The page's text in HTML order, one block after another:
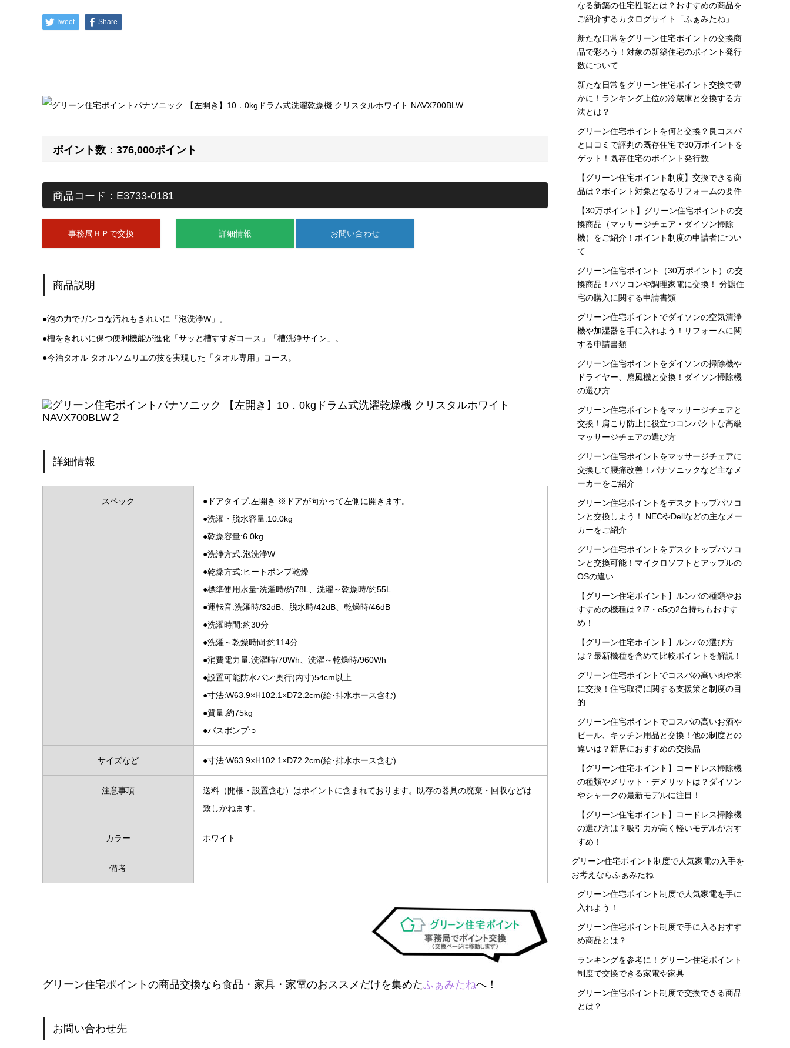
Tweet Share
ポイント数：376,000ポイント
商品コード：E3733-0181
事務局ＨＰで交換 詳細情報 お問い合わせ
商品説明
●泡の力でガンコな汚れもきれいに「泡洗浄W」。
●槽をきれいに保つ便利機能が進化「サッと槽すすぎコース」「槽洗浄サイン」。
●今治タオル タオルソムリエの技を実現した「タオル専用」コース。
詳細情報
スペック
●ドアタイプ:左開き ※ドアが向かって左側に開きます。
●洗濯・脱水容量:10.0kg
●乾燥容量:6.0kg
●洗浄方式:泡洗浄W
●乾燥方式:ヒートポンプ乾燥
●標準使用水量:洗濯時/約78L、洗濯～乾燥時/約55L
●運転音:洗濯時/32dB、脱水時/42dB、乾燥時/46dB
●洗濯時間:約30分
●洗濯～乾燥時間:約114分
●消費電力量:洗濯時/70Wh、洗濯～乾燥時/960Wh
●設置可能防水パン:奥行(内寸)54cm以上
●寸法:W63.9×H102.1×D72.2cm(給･排水ホース含む)
●質量:約75kg
●バスポンプ:○
サイズなど ●寸法:W63.9×H102.1×D72.2cm(給･排水ホース含む)
注意事項
送料（開梱・設置含む）はポイントに含まれております。既存の器具の廃棄・回収などは
致しかねます。
カラー ホワイト
備考 –
グリーン住宅ポイントの商品交換なら食品・家具・家電のおススメだけを集めたふぁみたねへ！
お問い合わせ先
なる新築の住宅性能とは？おすすめの商品を
ご紹介するカタログサイト「ふぁみたね」
新たな日常をグリーン住宅ポイントの交換商
品で彩ろう！対象の新築住宅のポイント発行
数について
新たな日常をグリーン住宅ポイント交換で豊
かに！ランキング上位の冷蔵庫と交換する方
法とは？
グリーン住宅ポイントを何と交換？良コスパ
と口コミで評判の既存住宅で30万ポイントを
ゲット！既存住宅のポイント発行数
【グリーン住宅ポイント制度】交換できる商
品は？ポイント対象となるリフォームの要件
【30万ポイント】グリーン住宅ポイントの交
換商品（マッサージチェア・ダイソン掃除
機）をご紹介！ポイント制度の申請者につい
て
グリーン住宅ポイント（30万ポイント）の交
換商品！パソコンや調理家電に交換！ 分譲住
宅の購入に関する申請書類
グリーン住宅ポイントでダイソンの空気清浄
機や加湿器を手に入れよう！リフォームに関
する申請書類
グリーン住宅ポイントをダイソンの掃除機や
ドライヤー、扇風機と交換！ダイソン掃除機
の選び方
グリーン住宅ポイントをマッサージチェアと
交換！肩こり防止に役立つコンパクトな高級
マッサージチェアの選び方
グリーン住宅ポイントをマッサージチェアに
交換して腰痛改善！パナソニックなど主なメ
ーカーをご紹介
グリーン住宅ポイントをデスクトップパソコ
ンと交換しよう！ NECやDellなどの主なメー
カーをご紹介
グリーン住宅ポイントをデスクトップパソコ
ンと交換可能！マイクロソフトとアップルの
OSの違い
【グリーン住宅ポイント】ルンバの種類やお
すすめの機種は？i7・e5の2台持ちもおすす
め！
【グリーン住宅ポイント】ルンバの選び方
は？最新機種を含めて比較ポイントを解説！
グリーン住宅ポイントでコスパの高い肉や米
に交換！住宅取得に関する支援策と制度の目
的
グリーン住宅ポイントでコスパの高いお酒や
ビール、キッチン用品と交換！他の制度との
違いは？新居におすすめの交換品
【グリーン住宅ポイント】コードレス掃除機
の種類やメリット・デメリットは？ダイソン
やシャークの最新モデルに注目！
【グリーン住宅ポイント】コードレス掃除機
の選び方は？吸引力が高く軽いモデルがおす
すめ！
グリーン住宅ポイント制度で人気家電の入手を
お考えならふぁみたね
グリーン住宅ポイント制度で人気家電を手に
入れよう！
グリーン住宅ポイント制度で手に入るおすす
め商品とは？
ランキングを参考に！グリーン住宅ポイント
制度で交換できる家電や家具
グリーン住宅ポイント制度で交換できる商品
とは？